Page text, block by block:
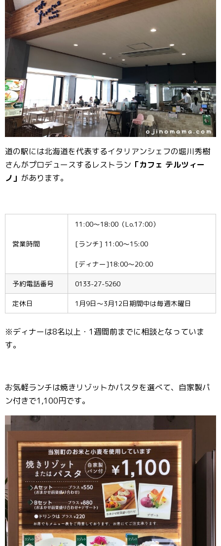
道の駅には北海道を代表するイタリアンシェフの堀川秀樹
さんがプロデュースするレストラン 「カフェ テルツィー
ノ」 があります。
営業時間
11:00〜18:00（Lo.17:00）
[ランチ] 11:00〜15:00
[ディナー]18:00〜20:00
予約電話番号 0133-27-5260
定休日 1月9日〜3月12日期間中は毎週木曜日
※ディナーは8名以上・1週間前までに相談となっていま
す。
お気軽ランチは焼きリゾットかパスタを選べて、自家製パ
ン付きで1,100円です。